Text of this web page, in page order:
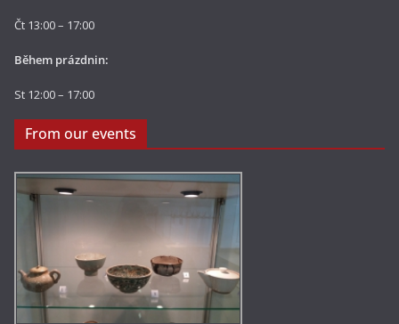
Čt 13:00 – 17:00
Během prázdnin:
St 12:00 – 17:00
From our events